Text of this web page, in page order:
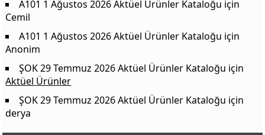
A101 1 Ağustos 2026 Aktüel Ürünler Kataloğu için
Cemil
A101 1 Ağustos 2026 Aktüel Ürünler Kataloğu için
Anonim
ŞOK 29 Temmuz 2026 Aktüel Ürünler Kataloğu için
Aktüel Ürünler
ŞOK 29 Temmuz 2026 Aktüel Ürünler Kataloğu için
derya